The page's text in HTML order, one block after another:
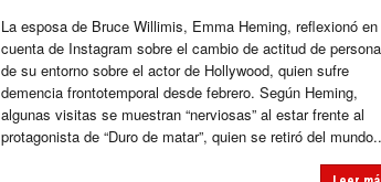
La esposa de Bruce Willimis, Emma Heming, reflexionó
cuenta de Instagram sobre el cambio de actitud de
de su entorno sobre el actor de Hollywood, quien sufre
demencia frontotemporal desde febrero. Según Heming,
algunas visitas se muestran “nerviosas” al estar frente al
protagonista de “Duro de matar”, quien se retiró del